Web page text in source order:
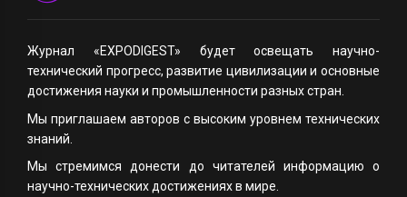
Журнал «EXPODIGEST» будет освещать научно-
технический прогресс, развитие цивилизации и основные
достижения науки и промышленности разных стран.
Мы приглашаем авторов с высоким уровнем технических
знаний.
Мы стремимся донести до читателей информацию о
научно-технических достижениях в мире.